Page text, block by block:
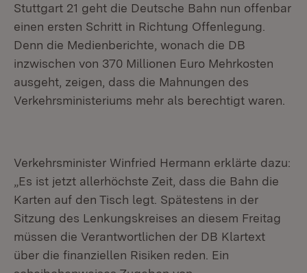
Stuttgart 21 geht die Deutsche Bahn nun offenbar
einen ersten Schritt in Richtung Offenlegung.
Denn die Medienberichte, wonach die DB
inzwischen von 370 Millionen Euro Mehrkosten
ausgeht, zeigen, dass die Mahnungen des
Verkehrsministeriums mehr als berechtigt waren.
Verkehrsminister Winfried Hermann erklärte dazu:
„Es ist jetzt allerhöchste Zeit, dass die Bahn die
Karten auf den Tisch legt. Spätestens in der
Sitzung des Lenkungskreises an diesem Freitag
müssen die Verantwortlichen der DB Klartext
über die finanziellen Risiken reden. Ein